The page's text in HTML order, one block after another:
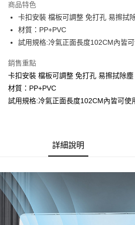
合作金庫商業銀行
華南商業銀行
彰化
上海商業儲蓄銀行
國泰世華商業銀行
兆豐
匯豐（台灣）商業銀行
聯邦商業銀行
遠東
元大商業銀行
台新國際商業銀行
中國
LINE Pay
Apple Pay
悠遊付
Google Pay
ATM付款
商品特色
卡扣安裝 檔板可調整 免打孔 易擦拭
材質：PP+PVC
試用規格:冷氣正面長度102CM內皆
銷售重點
卡扣安裝 檔板可調整 免打孔 易擦拭除
材質：PP+PVC
試用規格:冷氣正面長度102CM內皆可使
詳細說明